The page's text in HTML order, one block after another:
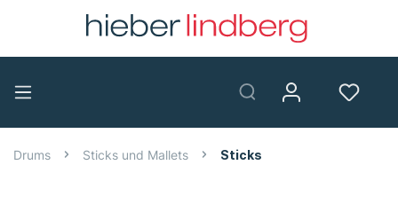
Drums Sticks und Mallets Sticks